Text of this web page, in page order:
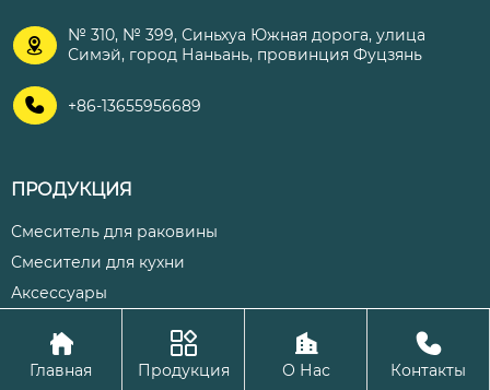

№ 310, № 399, Синьхуа Южная дорога, улица
Симэй, город Наньань, провинция Фуцзянь
 +86-13655956689
ПРОДУКЦИЯ
Смеситель для раковины
Смесители для кухни
Аксессуары
Авторское право©ООО Цюаньчжоу Шэнхуа Кухня и ванная
комната

Главная

Продукция

О Нас

Контакты